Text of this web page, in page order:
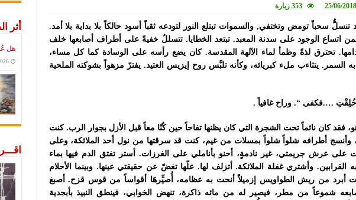
25/06/2018 353 زيارة
تنسلُّ سحباً تومض وتختفي, والسموات تبتلع النور لتودعه ثقباً أسود حالكاً بلا بداية بلا أمد.
اتساع الوجود على سدنة المعبد. تبتعد الخطايا. تتسللُ خفيةً على أطراف أصابعها خلف
تحترق لذةً وظمأ لماء الآلهة المقدسة. كان يضع رأسه على الوسادة كما كل مساء،
السمر. يتثاءب ملء كبريائه، وكأنه تلبَّس روح إيزيس العتيد. يفترّ مزهواً بشوكته الملحية
….فكفى “. وراح غافياً .
فقد كان نائماً تحت الشجرة التي كان يظنها تفاحاً حين كُنّا معاً قبل الأزل بجوار الرب. كنت
وأنسج أطرافه شلواً شلواً بمسلات من غيم، كنت قد سرقتها من نول أحد الملائكة، وعلى
على عرش جريمتي، غير نادمةٍ، أحنو بأناملي على الغرزات. أستر تفتق الدم فيها بماء
القرابين. وأشتري غفلة الملائكة. أتزلف لها. علّها تغضّ عن حقيقتي عينها. وبينما الأحلام
أبرد من ريش الطواويس إزميلاً أنحت به عظامه، أُصيِّرهَا أقواساً من قوس قزح. أصبغ
شموعاً من مطر، فيصير له من مائه ذاكرة، تنهض الخوابي، فينطق النبيذ بأبجدية
أثر
هل